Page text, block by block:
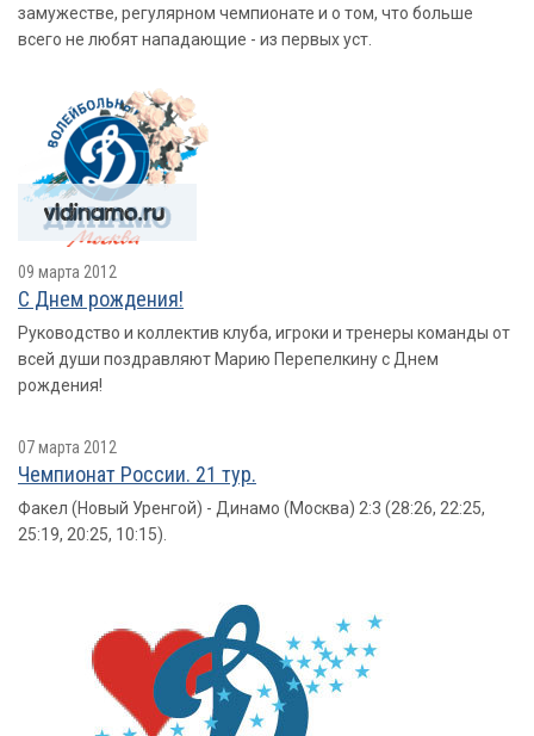
замужестве, регулярном чемпионате и о том, что больше
всего не любят нападающие - из первых уст.
09 марта 2012
С Днем рождения!
Руководство и коллектив клуба, игроки и тренеры команды от
всей души поздравляют Марию Перепелкину с Днем
рождения!
07 марта 2012
Чемпионат России. 21 тур.
Факел (Новый Уренгой) - Динамо (Москва) 2:3 (28:26, 22:25,
25:19, 20:25, 10:15).